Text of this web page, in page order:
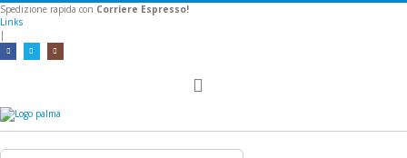
Spedizione rapida con Corriere Espresso!
Links
|